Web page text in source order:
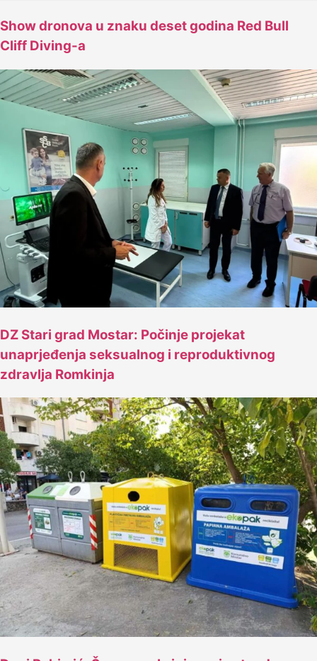
Show dronova u znaku deset godina Red Bull
Cliff Diving-a
DZ Stari grad Mostar: Počinje projekat
unaprjeđenja seksualnog i reproduktivnog
zdravlja Romkinja